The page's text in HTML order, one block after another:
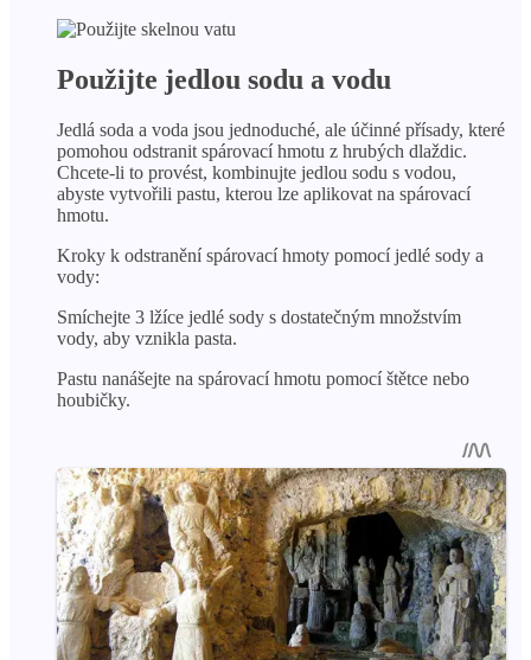
Použijte jedlou sodu a vodu
Jedlá soda a voda jsou jednoduché, ale účinné přísady, které
pomohou odstranit spárovací hmotu z hrubých dlaždic.
Chcete-li to provést, kombinujte jedlou sodu s vodou,
abyste vytvořili pastu, kterou lze aplikovat na spárovací
hmotu.
Kroky k odstranění spárovací hmoty pomocí jedlé sody a
vody:
Smíchejte 3 lžíce jedlé sody s dostatečným množstvím
vody, aby vznikla pasta.
Pastu nanášejte na spárovací hmotu pomocí štětce nebo
houbičky.